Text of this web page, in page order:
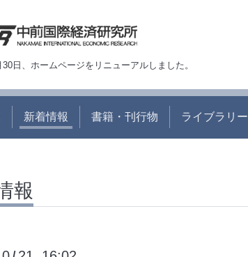
30日、ホームページをリニューアルしました。
新着情報 書籍・刊行物 ライブラリー
報